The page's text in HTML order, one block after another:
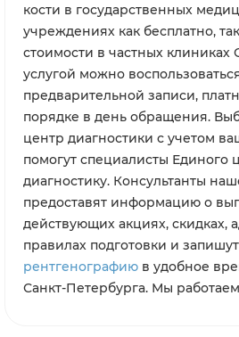
кости в государственных
учреждениях как бесплатно,
стоимости в частных клиниках
услугой можно
предварительной записи,
порядке в день обращения.
центр диагностики с учетом
помогут специалисты Единого
диагностику. Консультанты
предоставят информацию о
действующих акциях, скидках,
правилах подготовки и
рентгенографию в удобное
Санкт-Петербурга. Мы